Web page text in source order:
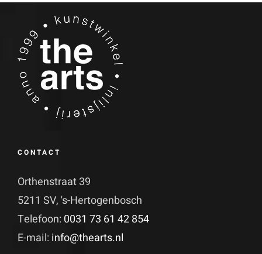
CONTACT
Orthenstraat 39
5211 SV, 's-Hertogenbosch
Telefoon: 0031 73 61 42 854
E-mail: info@thearts.nl